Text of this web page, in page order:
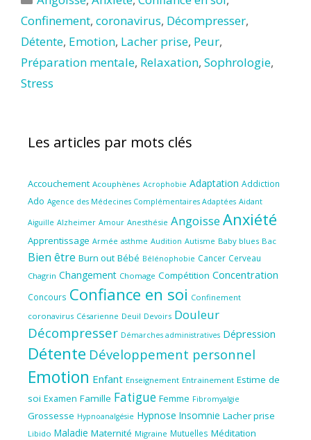
Confinement, coronavirus, Décompresser,
Détente, Emotion, Lacher prise, Peur,
Préparation mentale, Relaxation, Sophrologie,
Stress
Les articles par mots clés
Accouchement Acouphènes Acrophobie Adaptation Addiction
Ado Agence des Médecines Complémentaires Adaptées Aidant
Aiguille Alzheimer Amour Anesthésie Angoisse Anxiété
Apprentissage Armée asthme Audition Autisme Baby blues Bac
Bien être Burn out Bébé Bélénophobie Cancer Cerveau
Chagrin Changement Chomage Compétition Concentration
Concours Confiance en soi Confinement
coronavirus Césarienne Deuil Devoirs Douleur
Décompresser Démarches administratives Dépression
Détente Développement personnel
Emotion Enfant Enseignement Entrainement Estime de
soi Examen Famille Fatigue Femme Fibromyalgie
Grossesse Hypnoanalgésie Hypnose Insomnie Lacher prise
Libido Maladie Maternité Migraine Mutuelles Méditation